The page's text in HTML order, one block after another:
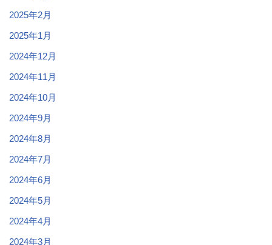
2025年2月
2025年1月
2024年12月
2024年11月
2024年10月
2024年9月
2024年8月
2024年7月
2024年6月
2024年5月
2024年4月
2024年3月